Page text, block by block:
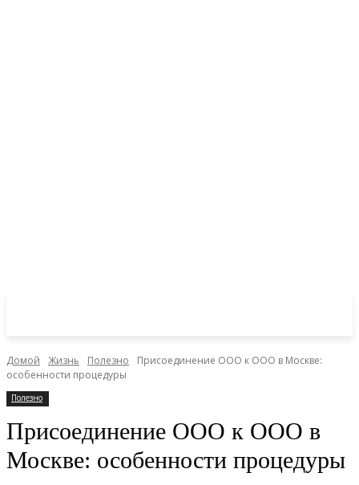
Домой Жизнь Полезно
Присоединение ООО к ООО в Москве:
особенности процедуры
Полезно
Присоединение ООО к ООО в
Москве: особенности процедуры